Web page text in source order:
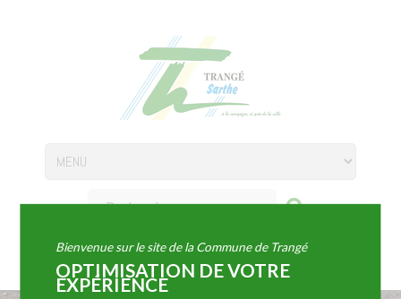
Horaire
d'ouverture
Coordonnées
Bienvenue sur le site de la Commune de Trangé
OPTIMISATION DE VOTRE
EXPÉRIENCE